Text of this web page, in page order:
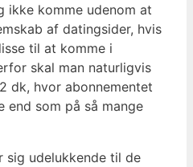
ikke komme udenom at
af datingsider, hvis
til at komme i
skal man naturligvis
dk, hvor abonnementet
end som på så mange
sig udelukkende til de